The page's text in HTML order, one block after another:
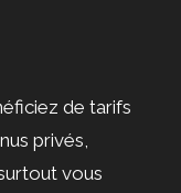
de tarifs
privés,
vous